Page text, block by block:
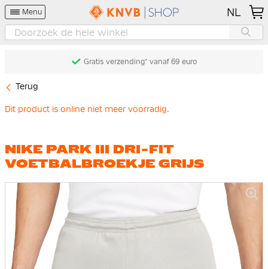
Menu NL
Gratis verzending* vanaf 69 euro
Terug
Dit product is online niet meer voorradig.
NIKE PARK III DRI-FIT
VOETBALBROEKJE GRIJS
naar
einde
afbeeldingen-
gallerij